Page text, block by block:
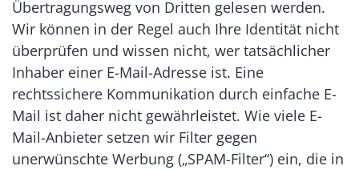
Übertragungsweg von Dritten gelesen werden.
Wir können in der Regel auch Ihre Identität nicht
überprüfen und wissen nicht, wer tatsächlicher
Inhaber einer E-Mail-Adresse ist. Eine
rechtssichere Kommunikation durch einfache E-
Mail ist daher nicht gewährleistet. Wie viele E-
Mail-Anbieter setzen wir Filter gegen
unerwünschte Werbung („SPAM-Filter“) ein, die in